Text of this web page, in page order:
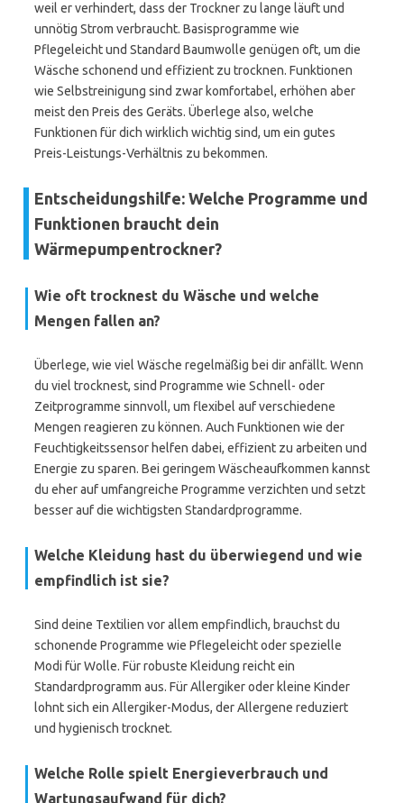
weil er verhindert, dass der Trockner zu lange läuft und
unnötig Strom verbraucht. Basisprogramme wie
Pflegeleicht und Standard Baumwolle genügen oft, um die
Wäsche schonend und effizient zu trocknen. Funktionen
wie Selbstreinigung sind zwar komfortabel, erhöhen aber
meist den Preis des Geräts. Überlege also, welche
Funktionen für dich wirklich wichtig sind, um ein gutes
Preis-Leistungs-Verhältnis zu bekommen.
Entscheidungshilfe: Welche Programme und
Funktionen braucht dein
Wärmepumpentrockner?
Wie oft trocknest du Wäsche und welche
Mengen fallen an?
Überlege, wie viel Wäsche regelmäßig bei dir anfällt. Wenn
du viel trocknest, sind Programme wie Schnell- oder
Zeitprogramme sinnvoll, um flexibel auf verschiedene
Mengen reagieren zu können. Auch Funktionen wie der
Feuchtigkeitssensor helfen dabei, effizient zu arbeiten und
Energie zu sparen. Bei geringem Wäscheaufkommen kannst
du eher auf umfangreiche Programme verzichten und setzt
besser auf die wichtigsten Standardprogramme.
Welche Kleidung hast du überwiegend und wie
empfindlich ist sie?
Sind deine Textilien vor allem empfindlich, brauchst du
schonende Programme wie Pflegeleicht oder spezielle
Modi für Wolle. Für robuste Kleidung reicht ein
Standardprogramm aus. Für Allergiker oder kleine Kinder
lohnt sich ein Allergiker-Modus, der Allergene reduziert
und hygienisch trocknet.
Welche Rolle spielt Energieverbrauch und
Wartungsaufwand für dich?